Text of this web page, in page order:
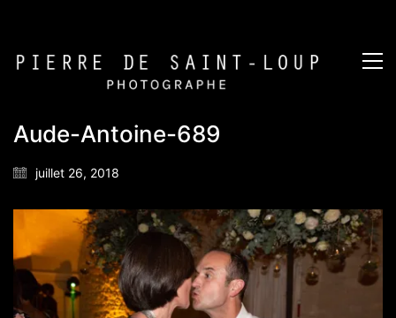
Aude-Antoine-689
juillet 26, 2018